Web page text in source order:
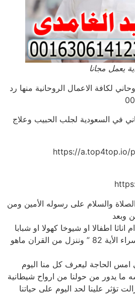
يعمل مجانا
لكافة الاعمال الروحانية منها رد
في السعودية لجلب الحبيب وعلاج
https://a.top4top.io/
والسلام على رسوله الأمين ومن
وبعد
اناثا اطفالا او شيوخا كهولا او شبابا
قال عزوجل في سورة الإسراء الأية 82 ” وننزل من القران ماهو
امس الحاجة ليعرف كل منا اليوم
ما يدور من حولنا من ارواح شيطانية
تؤثر علينا لحد اليوم على حياتنا